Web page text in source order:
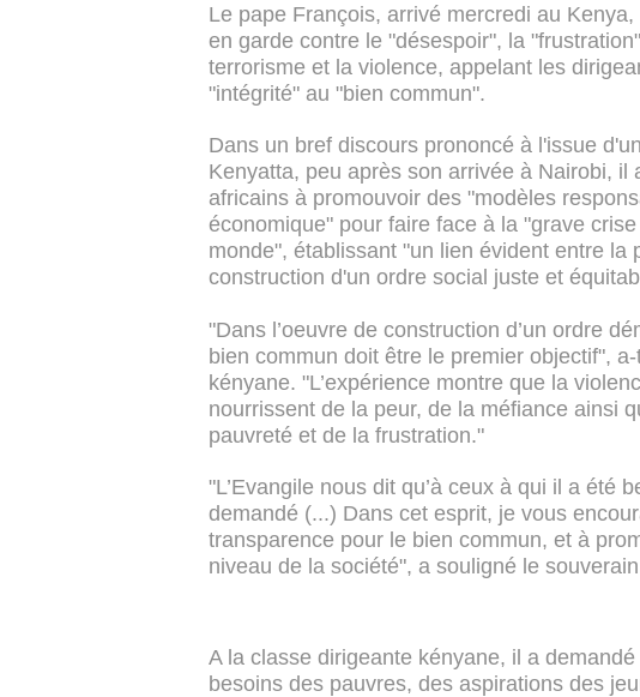
Le pape François, arrivé mercredi au
en garde contre le "désespoir", la
terrorisme et la violence, appelant les
"intégrité" au "bien commun".
Dans un bref discours prononcé à l'issue
Kenyatta, peu après son arrivée à Nairobi,
africains à promouvoir des "modèles
économique" pour faire face à la "grave
monde", établissant "un lien évident entre la
construction d'un ordre social juste et
"Dans l’oeuvre de construction d’un ordre
bien commun doit être le premier objectif",
kényane. "L’expérience montre que la
nourrissent de la peur, de la méfiance ainsi
pauvreté et de la frustration."
"L’Evangile nous dit qu’à ceux à qui il a été
demandé (...) Dans cet esprit, je vous
transparence pour le bien commun, et à
niveau de la société", a souligné le
A la classe dirigeante kényane, il a
besoins des pauvres, des aspirations des